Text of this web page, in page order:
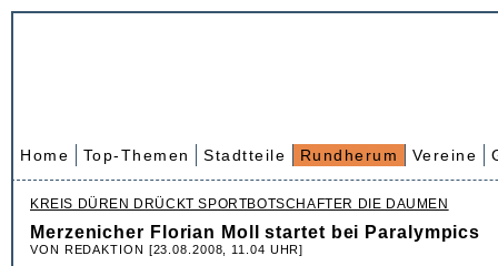
Home Top-Themen Stadtteile Rundherum Vereine
KREIS DÜREN DRÜCKT SPORTBOTSCHAFTER DIE DAUMEN
Merzenicher Florian Moll startet bei Paralympics
VON REDAKTION [23.08.2008, 11.04 UHR]